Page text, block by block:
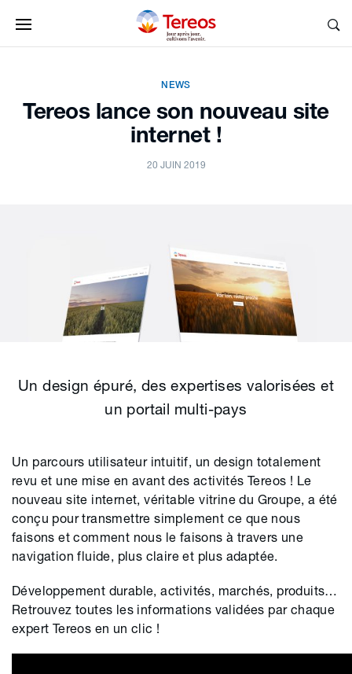
NEWS
Tereos lance son nouveau site
internet !
20 JUIN 2019
Un design épuré, des expertises valorisées et
un portail multi-pays
Un parcours utilisateur intuitif, un design totalement
revu et une mise en avant des activités Tereos ! Le
nouveau site internet, véritable vitrine du Groupe, a été
conçu pour transmettre simplement ce que nous
faisons et comment nous le faisons à travers une
navigation fluide, plus claire et plus adaptée.
Développement durable, activités, marchés, produits…
Retrouvez toutes les informations validées par chaque
expert Tereos en un clic !